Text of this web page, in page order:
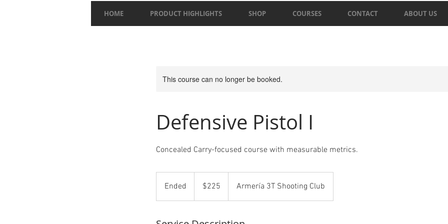
HOME PRODUCT HIGHLIGHTS SHOP COURSES CONTACT ABOUT US
This course can no longer be booked.
Defensive Pistol I
Concealed Carry-focused course with measurable metrics.
Ended
n
dollars$225 Armería 3T Shooting Club